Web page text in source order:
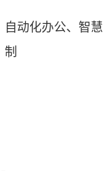
自动化办公、智
制